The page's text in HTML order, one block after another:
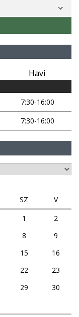
Havi
7:30-16:00
7:30-16:00
SZ
V
1
2
8
9
15
16
22
23
29
30